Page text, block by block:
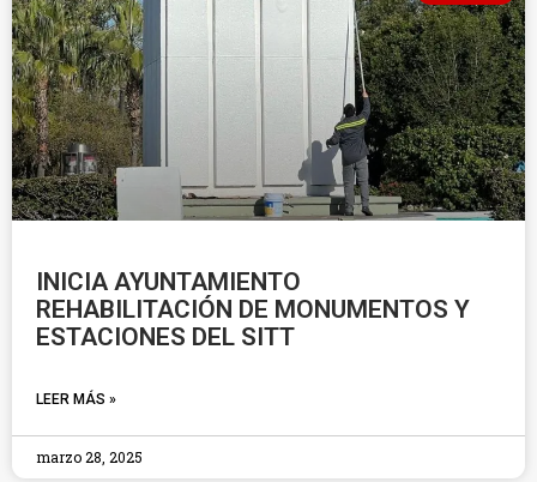
INICIA AYUNTAMIENTO
REHABILITACIÓN DE MONUMENTOS Y
ESTACIONES DEL SITT
LEER MÁS »
marzo 28, 2025